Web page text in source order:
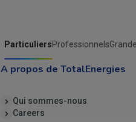
ParticuliersProfessionnels
A propos de TotalEnergies
Qui sommes-nous
Careers